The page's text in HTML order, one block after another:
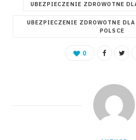
UBEZPIECZENIE ZDROWOTNE
UBEZPIECZENIE ZDROWOTNE
POLSCE
0